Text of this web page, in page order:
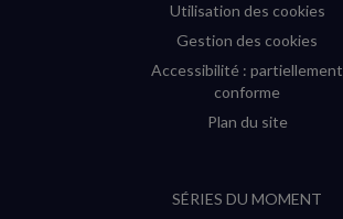
Utilisation des cookies
Gestion des cookies
Accessibilité : partiellement
conforme
Plan du site
SÉRIES DU MOMENT